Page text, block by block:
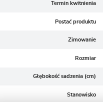
Termin kwitnienia
Postać produktu
Zimowanie
Rozmiar
Głębokość sadzenia (cm)
Stanowisko